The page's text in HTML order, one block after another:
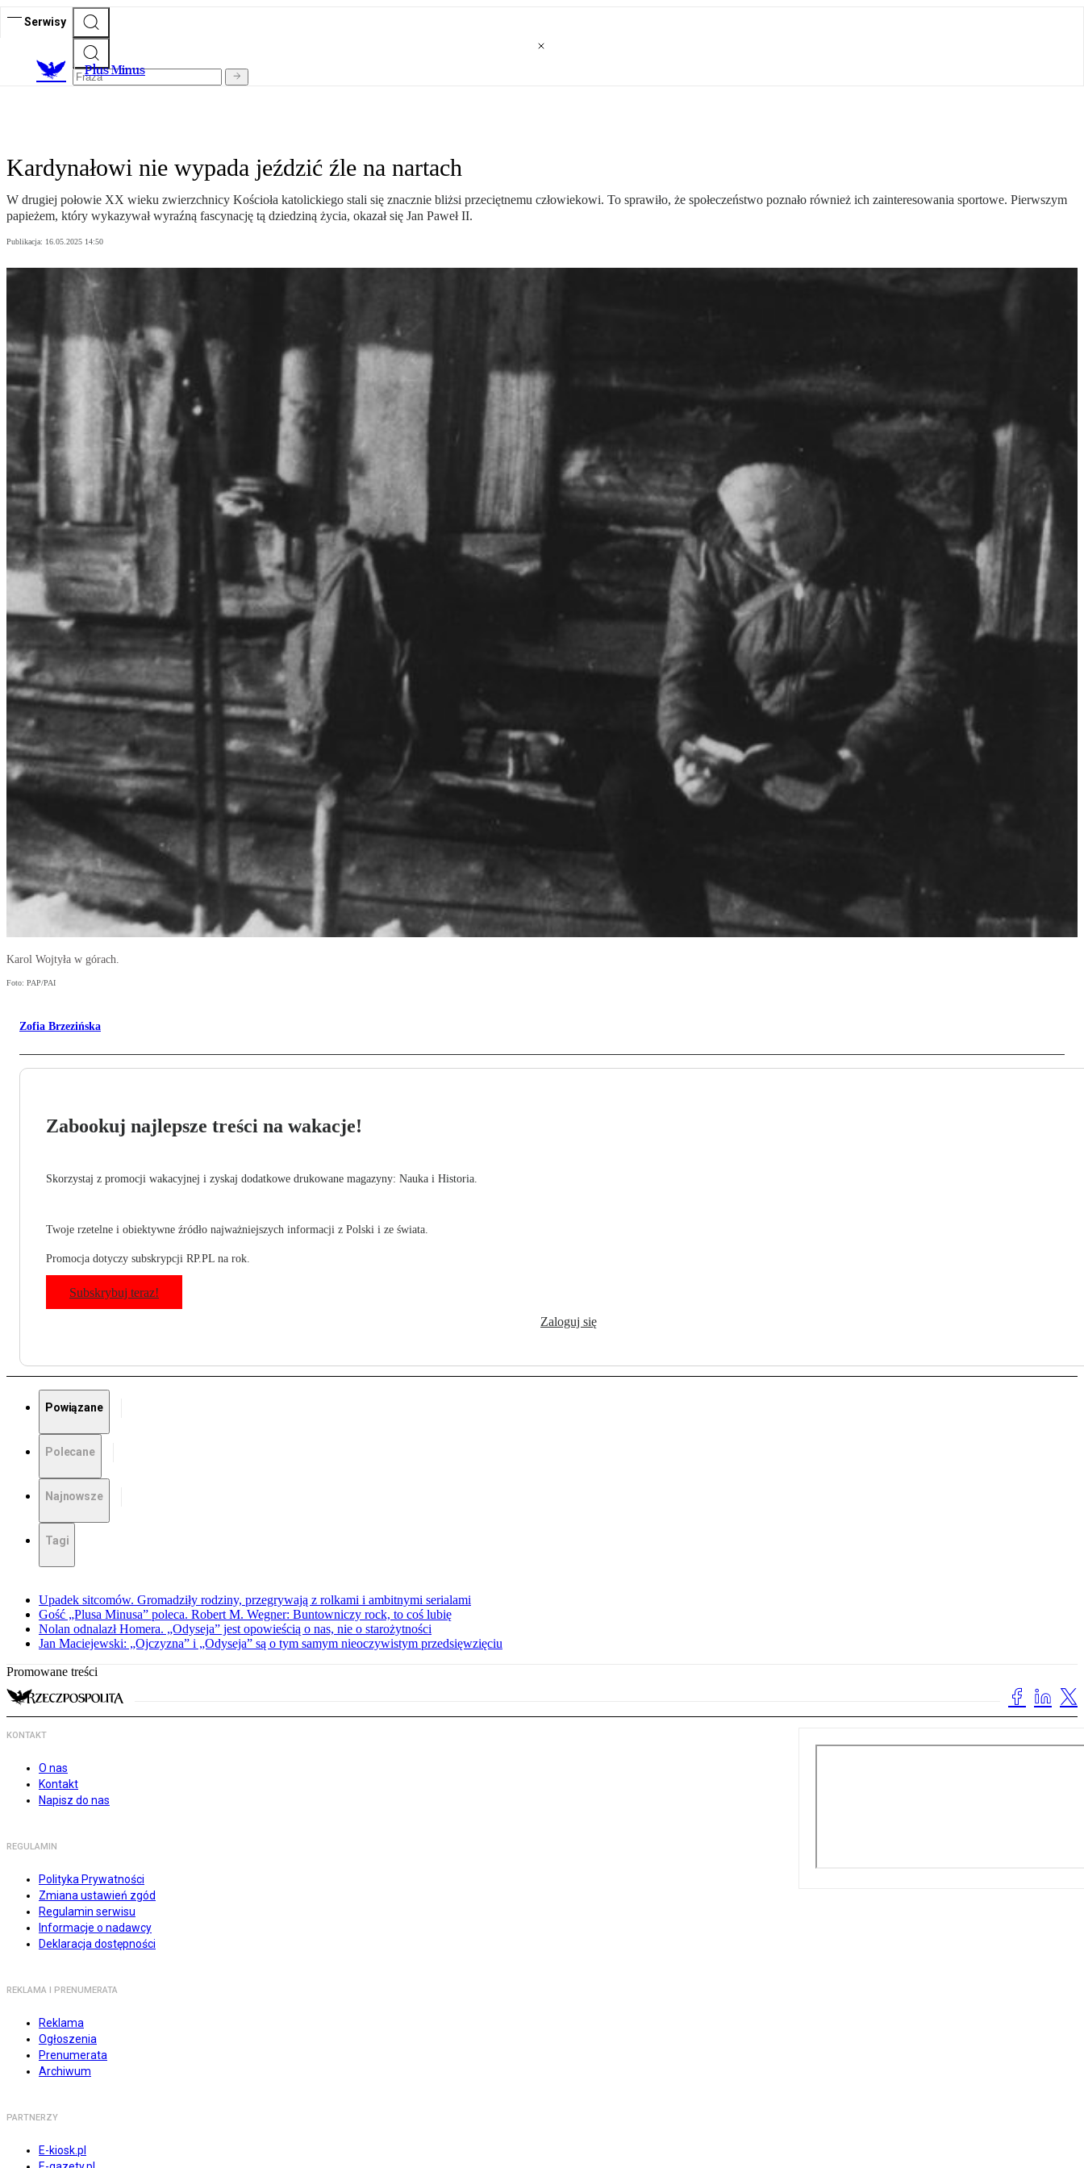
Serwisy
Plus Minus
Kardynałowi nie wypada jeździć źle na nartach
W drugiej połowie XX wieku zwierzchnicy Kościoła katolickiego stali się znacznie bliżsi przeciętnemu człowiekowi. To sprawiło, że społeczeństwo poznało również ich zainteresowania sportowe. Pierwszym
papieżem, który wykazywał wyraźną fascynację tą dziedziną życia, okazał się Jan Paweł II.
Publikacja: 16.05.2025 14:50
Karol Wojtyła w górach.
Foto: PAP/PAI
Zofia Brzezińska
Zabookuj najlepsze treści na wakacje!
Skorzystaj z promocji wakacyjnej i zyskaj dodatkowe drukowane magazyny: Nauka i Historia.
Twoje rzetelne i obiektywne źródło najważniejszych informacji z Polski i ze świata.
Promocja dotyczy subskrypcji RP.PL na rok.
Subskrybuj teraz!
Zaloguj się
Powiązane
Polecane
Najnowsze
Tagi
Upadek sitcomów. Gromadziły rodziny, przegrywają z rolkami i ambitnymi serialami
Gość „Plusa Minusa” poleca. Robert M. Wegner: Buntowniczy rock, to coś lubię
Nolan odnalazł Homera. „Odyseja” jest opowieścią o nas, nie o starożytności
Jan Maciejewski: „Ojczyzna” i „Odyseja” są o tym samym nieoczywistym przedsięwzięciu
Promowane treści
KONTAKT
O nas
Kontakt
Napisz do nas
REGULAMIN
Polityka Prywatności
Zmiana ustawień zgód
Regulamin serwisu
Informacje o nadawcy
Deklaracja dostępności
REKLAMA I PRENUMERATA
Reklama
Ogłoszenia
Prenumerata
Archiwum
PARTNERZY
E-kiosk.pl